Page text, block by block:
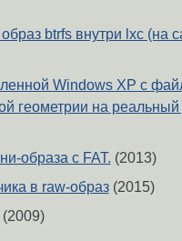
btrfs внутри lxc (на
Windows XP с
геометрии на реальный
образа с FAT. (2013)
в raw-образ(2015)